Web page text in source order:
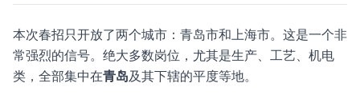
本次春招只开放了两个城市：青岛市和上海市。这是一个非
常强烈的信号。绝大多数岗位，尤其是生产、工艺、机电
类，全部集中在青岛及其下辖的平度等地。